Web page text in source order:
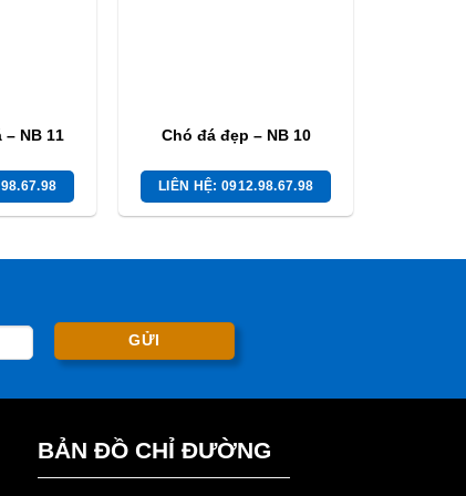
NB 11 Chó đá đẹp – NB 10
LIÊN HỆ: 0912.98.67.98
BẢN ĐỒ CHỈ ĐƯỜNG